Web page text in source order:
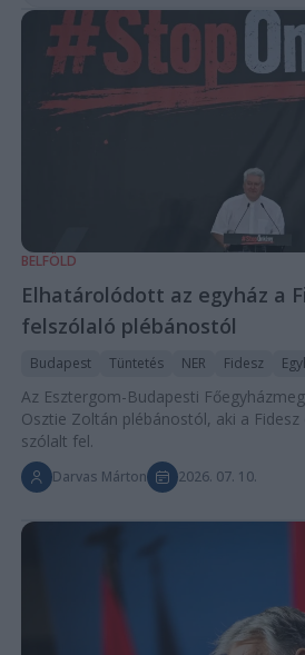
BELFÖLD
Elhatárolódott az egyház a
felszólaló plébánostól
Budapest Tüntetés NER Fidesz
Az Esztergom-Budapesti
Osztie Zoltán plébánostól, aki a
szólalt fel.
Darvas Márton 2026. 07. 10.